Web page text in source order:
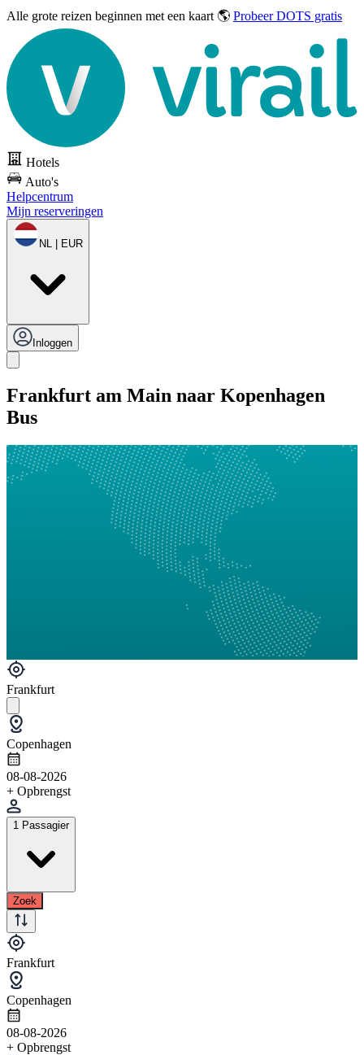
Alle grote reizen beginnen met een kaart 🌎 Probeer DOTS gratis
Hotels
Auto's
Helpcentrum
Mijn reserveringen
NL | EUR
Inloggen
Frankfurt am Main naar Kopenhagen
Bus
Frankfurt
Copenhagen
08-08-2026
+ Opbrengst
1 Passagier
Zoek
Frankfurt
Copenhagen
08-08-2026
+ Opbrengst